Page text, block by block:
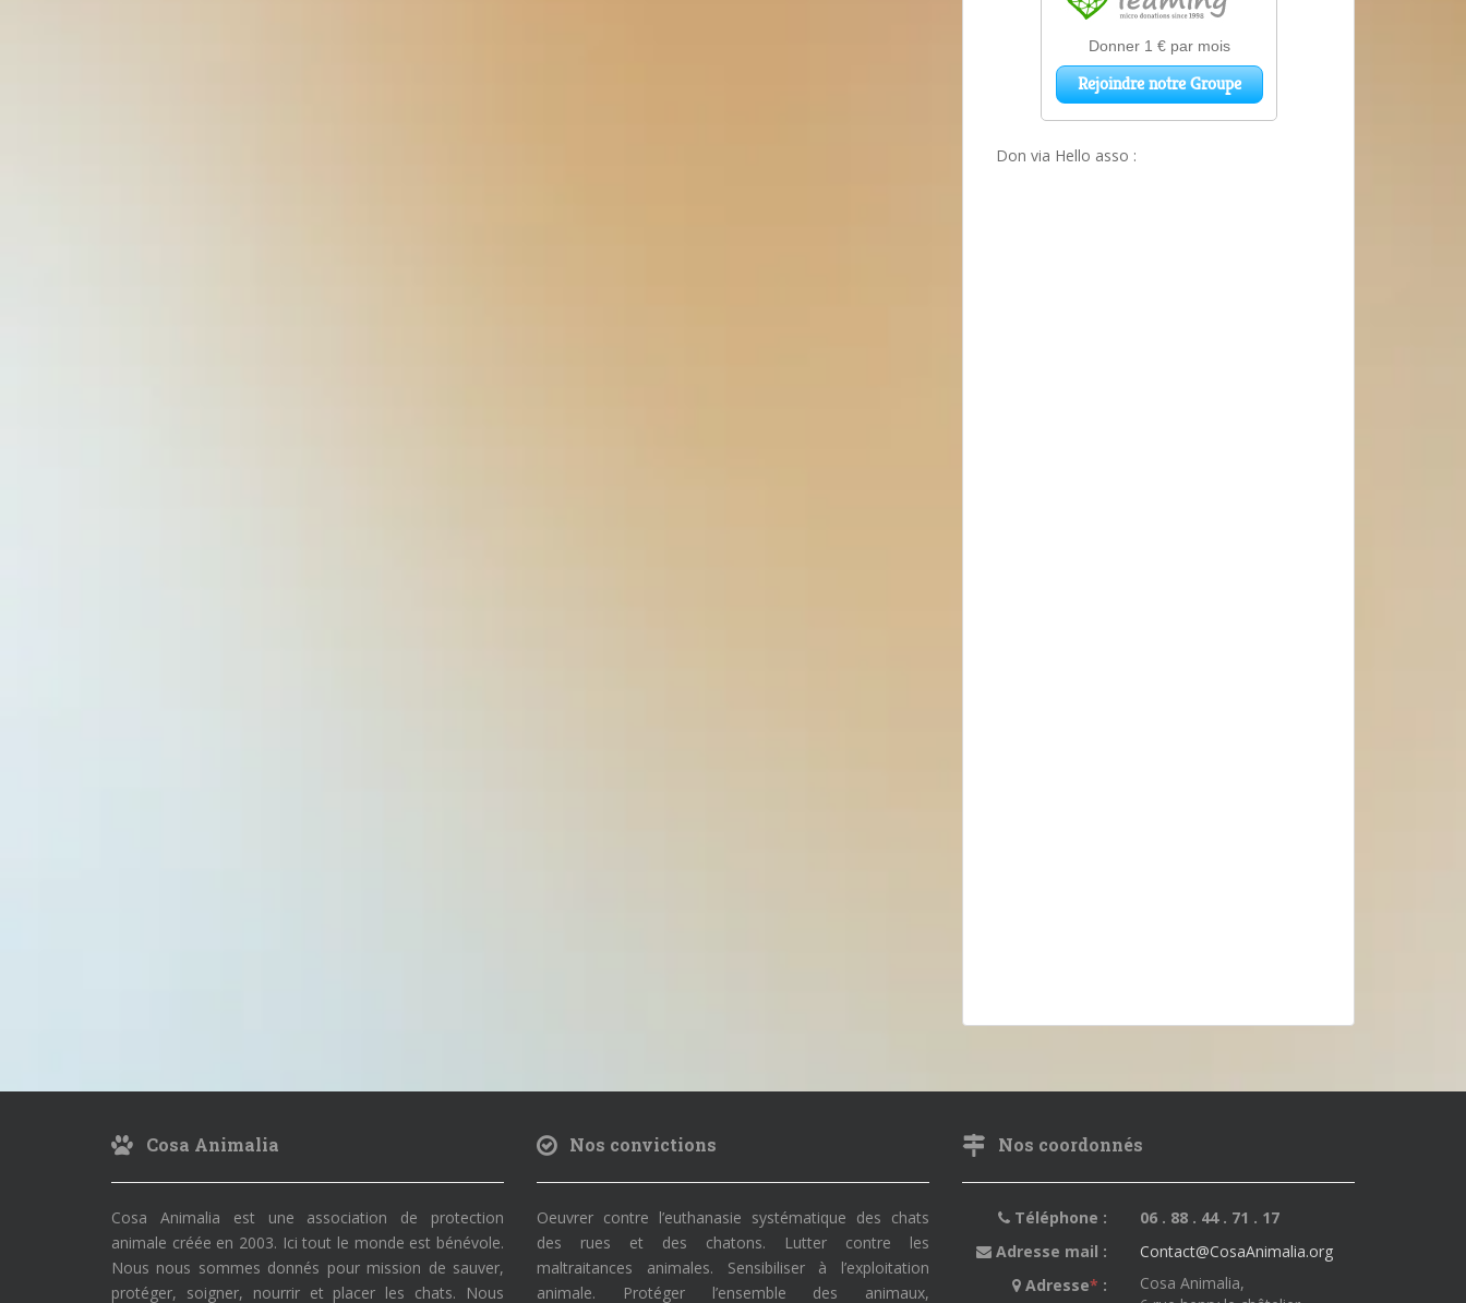
Don via Hello asso :
Cosa Animalia
Cosa Animalia est une association de protection
animale créée en 2003. Ici tout le monde est bénévole.
Nous nous sommes donnés pour mission de sauver,
protéger, soigner, nourrir et placer les chats. Nous
Nos convictions
Oeuvrer contre l’euthanasie systématique des chats
des rues et des chatons. Lutter contre les
maltraitances animales. Sensibiliser à l’exploitation
animale. Protéger l’ensemble des animaux,
Nos coordonnés
Téléphone :
06 . 88 . 44 . 71 . 17
Adresse mail :
Contact@CosaAnimalia.org
Adresse* :
Cosa Animalia,